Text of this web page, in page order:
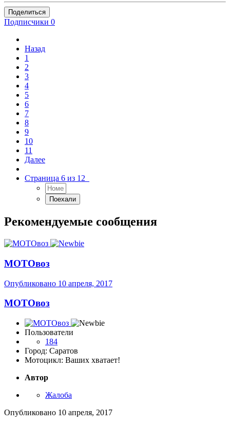
Поделиться
Подписчики 0
Назад
1
2
3
4
5
6
7
8
9
10
11
Далее
Страница 6 из 12
Рекомендуемые сообщения
МОТОвоз
Опубликовано 10 апреля, 2017
МОТОвоз
Пользователи
184
Город: Саратов
Мотоцикл: Ваших хватает!
Автор
Жалоба
Опубликовано 10 апреля, 2017